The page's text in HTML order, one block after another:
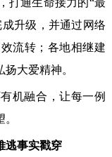
升级，并通过网络
流转；各地相继建
大爱精神。
机融合，让每一例
逃事实戳穿